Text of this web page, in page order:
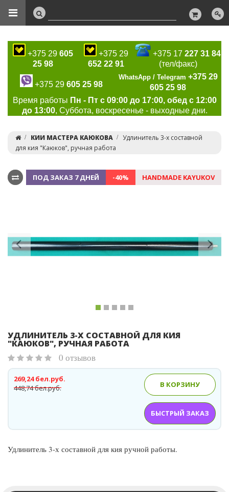
+375 29 605
25 98
+375 29
652 22 91
+375 17227 31 84
(тел/факс)
+375 29 605 25 98
WhatsApp / Telegram +375 29
605 25 98
Время работы Пн - Пт с 09:00 до 17:00, обед с 12:00
до 13:00, Суббота, воскресенье - выходные дни.
КИИ МАСТЕРА КАЮКОВА
Удлинитель 3-х составной
для кия "Каюков", ручная работа
ПОД ЗАКАЗ 7 ДНЕЙ -40% HANDMADE KAYUKOV
УДЛИНИТЕЛЬ 3-Х СОСТАВНОЙ ДЛЯ КИЯ
"КАЮКОВ", РУЧНАЯ РАБОТА
0 отзывов
448,74 бел.руб.
269,24 бел.руб.
В КОРЗИНУ
БЫСТРЫЙ ЗАКАЗ
Удлинитель 3-х составной для кия ручной работы.